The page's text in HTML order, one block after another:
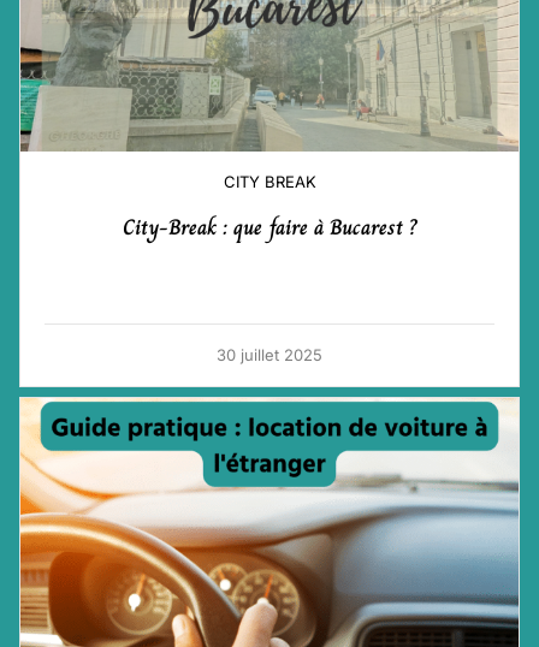
CITY BREAK
City-Break : que faire à Bucarest ?
30 juillet 2025